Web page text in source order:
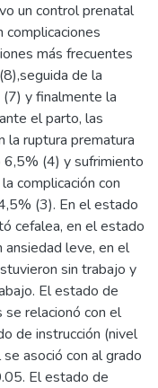
un control prenatal
más frecuentes
de la
y finalmente la
el parto, las
la ruptura prematura
(4) y sufrimiento
complicación con
(3). En el estado
cefalea, en el estado
leve, en el
sin trabajo y
El estado de
relacionó con el
de instrucción (nivel
asoció con al grado
El estado de